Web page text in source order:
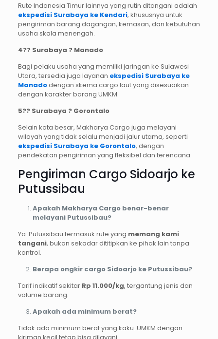
Rute Indonesia Timur lainnya yang rutin ditangani adalah
ekspedisi Surabaya ke Kendari, khususnya untuk
pengiriman barang dagangan, kemasan, dan kebutuhan
usaha skala menengah.
4?? Surabaya ? Manado
Bagi pelaku usaha yang memiliki jaringan ke Sulawesi
Utara, tersedia juga layanan ekspedisi Surabaya ke
Manadodengan skema cargo laut yang disesuaikan
dengan karakter barang UMKM.
5?? Surabaya ? Gorontalo
Selain kota besar, Makharya Cargo juga melayani
wilayah yang tidak selalu menjadi jalur utama, seperti
ekspedisi Surabaya ke Gorontalo, dengan
pendekatan pengiriman yang fleksibel dan terencana.
Pengiriman Cargo Sidoarjo ke
Putussibau
Apakah Makharya Cargo benar-benar
melayani Putussibau?
Ya. Putussibau termasuk rute yang memang kami
tangani, bukan sekadar dititipkan ke pihak lain tanpa
kontrol.
Berapa ongkir cargo Sidoarjo ke Putussibau?
Tarif indikatif sekitar Rp 11.000/kg, tergantung jenis dan
volume barang.
Apakah ada minimum berat?
Tidak ada minimum berat yang kaku. UMKM dengan
kiriman kecil tetap bisa dilayani.